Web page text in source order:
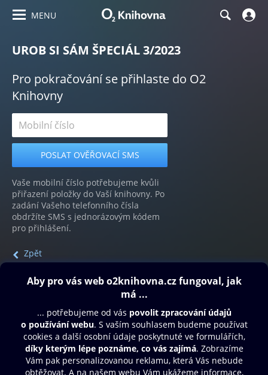
MENU
UROB SI SÁM ŠPECIÁL 3/2023
Pro pokračování se přihlaste do O2
Knihovny
Vaše mobilní číslo potřebujeme kvůli
přiřazení položky do Vaší knihovny. Po
zadání Vašeho telefonního čísla
obdržíte SMS s jednorázovým kódem
pro přihlášení.
Zpět
Obsah ke stažení
Moje O2 Knihovna
Další zábava